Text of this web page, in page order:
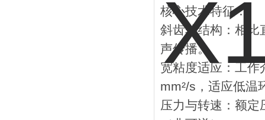
‌核心技术特征‌：
斜齿轮结构‌：相比
声传播。
宽粘度适应‌：工作
mm²/s‌，适应低温
压力与转速‌：额